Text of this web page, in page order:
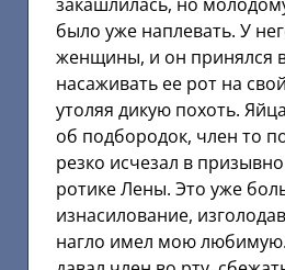
было уже наплевать. У
женщины, и он принялся
насаживать ее рот на
утоляя дикую похоть.
об подбородок, член то
резко исчезал в
ротике Лены. Это уже
изнасилование,
нагло имел мою